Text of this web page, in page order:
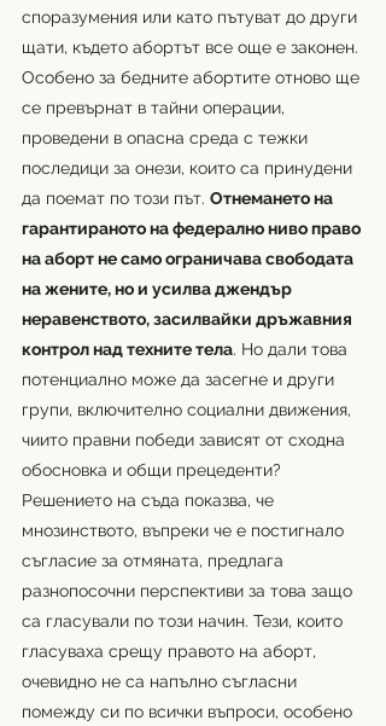
споразумения или като пътуват до други
щати, където абортът все още е законен.
Особено за бедните абортите отново ще
се превърнат в тайни операции,
проведени в опасна среда с тежки
последици за онези, които са принудени
да поемат по този път. Отнемането на
гарантираното на федерално ниво право
на аборт не само ограничава свободата
на жените, но и усилва джендър
неравенството, засилвайки дръжавния
контрол над техните тела. Но дали това
потенциално може да засегне и други
групи, включително социални движения,
чиито правни победи зависят от сходна
обосновка и общи прецеденти?
Решението на съда показва, че
мнозинството, въпреки че е постигнало
съгласие за отмяната, предлага
разнопосочни перспективи за това защо
са гласували по този начин. Тези, които
гласуваха срещу правото на аборт,
очевидно не са напълно съгласни
помежду си по всички въпроси, особено